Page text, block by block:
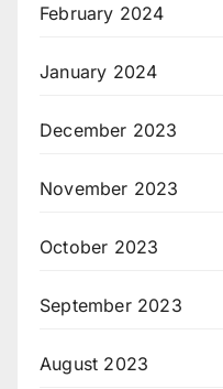
February 2024
January 2024
December 2023
November 2023
October 2023
September 2023
August 2023